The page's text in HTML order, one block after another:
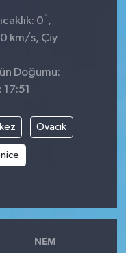
0°,
0 km/s, Çiy
Doğumu:
17:51
Ovacık
NEM